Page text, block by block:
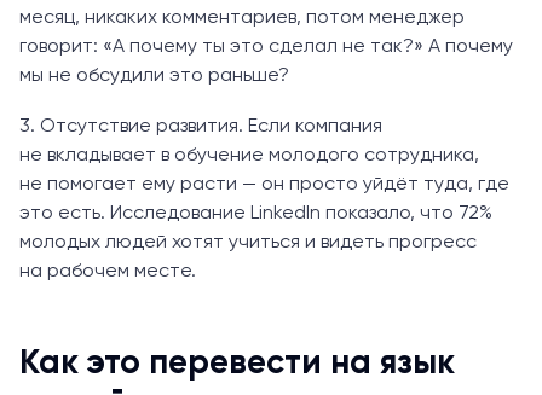
месяц, никаких комментариев, потом менеджер
говорит: «А почему ты это сделал не так?» А почему
мы не обсудили это раньше?
3. Отсутствие развития. Если компания
не вкладывает в обучение молодого сотрудника,
не помогает ему расти — он просто уйдёт туда, где
это есть. Исследование LinkedIn показало, что 72%
молодых людей хотят учиться и видеть прогресс
на рабочем месте.
Как это перевести на язык